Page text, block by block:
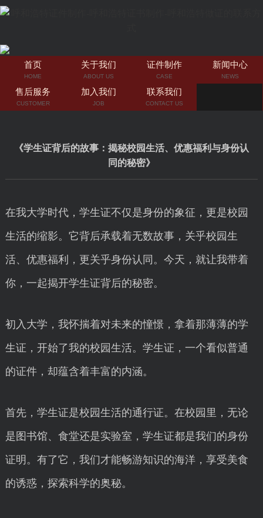
首页
HOME
关于我们
ABOUT US
证件制作
CASE
新闻中心
NEWS
售后服务
CUSTOMER
加入我们
JOB
联系我们
CONTACT US
《学生证背后的故事：揭秘校园生活、优惠福利与身份认
同的秘密》
在我大学时代，学生证不仅是身份的象征，更是校园
生活的缩影。它背后承载着无数故事，关乎校园生
活、优惠福利，更关乎身份认同。今天，就让我带着
你，一起揭开学生证背后的秘密。
初入大学，我怀揣着对未来的憧憬，拿着那薄薄的学
生证，开始了我的校园生活。学生证，一个看似普通
的证件，却蕴含着丰富的内涵。
首先，学生证是校园生活的通行证。在校园里，无论
是图书馆、食堂还是实验室，学生证都是我们的身份
证明。有了它，我们才能畅游知识的海洋，享受美食
的诱惑，探索科学的奥秘。